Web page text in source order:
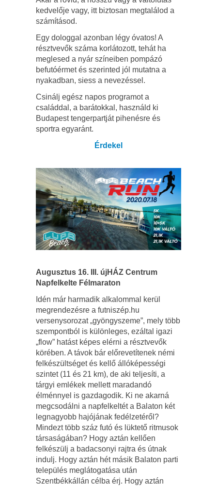
kedvelője vagy, itt biztosan megtalálod a
számításod.
Egy dologgal azonban légy óvatos! A
résztvevők száma korlátozott, tehát ha
meglesed a nyár színeiben pompázó
befutóérmet és szerinted jól mutatna a
nyakadban, siess a nevezéssel.
Csinálj egész napos programot a
családdal, a barátokkal, használd ki
Budapest tengerpartját pihenésre és
sportra egyaránt.
Érdekel
Augusztus 16. III. újHÁZ Centrum
Napfelkelte Félmaraton
Idén már harmadik alkalommal kerül
megrendezésre a futniszép.hu
versenysorozat „gyöngyszeme”, mely több
szempontból is különleges, ezáltal igazi
„flow” hatást képes elérni a résztvevők
körében. A távok bár előrevetítenek némi
felkészültséget és kellő állóképességi
szintet (11 és 21 km), de aki teljesíti, a
tárgyi emlékek mellett maradandó
élménnyel is gazdagodik. Ki ne akarná
megcsodálni a napfelkeltét a Balaton két
legnagyobb hajójának fedélzetéről?
Mindezt több száz futó és lüktető ritmusok
társaságában? Hogy aztán kellően
felkészülj a badacsonyi rajtra és útnak
indulj. Hogy aztán hét másik Balaton parti
település meglátogatása után
Szentbékkállán célba érj. Hogy aztán